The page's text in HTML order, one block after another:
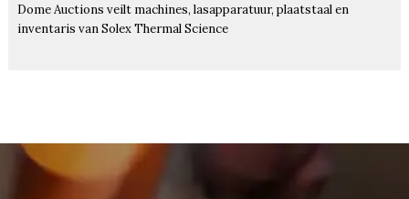
Dome Auctions veilt machines, lasapparatuur, plaatstaal en
inventaris van Solex Thermal Science